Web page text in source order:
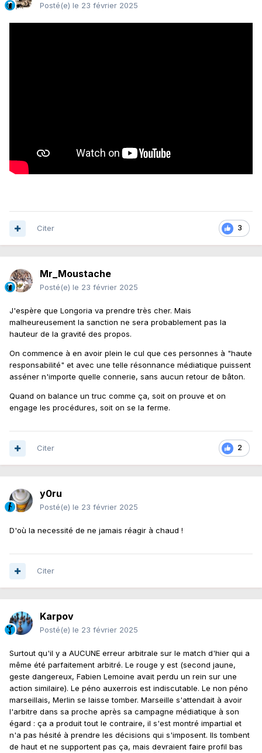
Posté(e) le 23 février 2025
3
Citer
Mr_Moustache
Posté(e) le 23 février 2025
J'espère que Longoria va prendre très cher. Mais
malheureusement la sanction ne sera probablement pas la
hauteur de la gravité des propos.
On commence à en avoir plein le cul que ces personnes à "haute
responsabilité" et avec une telle résonnance médiatique puissent
asséner n'importe quelle connerie, sans aucun retour de bâton.
Quand on balance un truc comme ça, soit on prouve et on
engage les procédures, soit on se la ferme.
2
Citer
y0ru
Posté(e) le 23 février 2025
D'où la necessité de ne jamais réagir à chaud !
Citer
Karpov
Posté(e) le 23 février 2025
Surtout qu'il y a AUCUNE erreur arbitrale sur le match d'hier qui a
même été parfaitement arbitré. Le rouge y est (second jaune,
geste dangereux, Fabien Lemoine avait perdu un rein sur une
action similaire). Le péno auxerrois est indiscutable. Le non péno
marseillais, Merlin se laisse tomber. Marseille s'attendait à avoir
l'arbitre dans sa proche après sa campagne médiatique à son
égard : ça a produit tout le contraire, il s'est montré impartial et
n'a pas hésité à prendre les décisions qui s'imposent. Ils tombent
de haut et ne supportent pas ça, mais devraient faire profil bas